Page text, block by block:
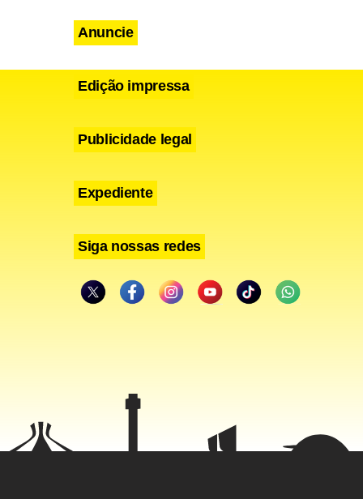
Anuncie
Edição impressa
Publicidade legal
Expediente
Siga nossas redes